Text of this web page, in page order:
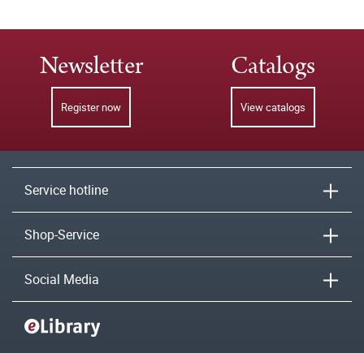
Newsletter
Register now
Catalogs
View catalogs
Service hotline
Shop-Service
Social Media